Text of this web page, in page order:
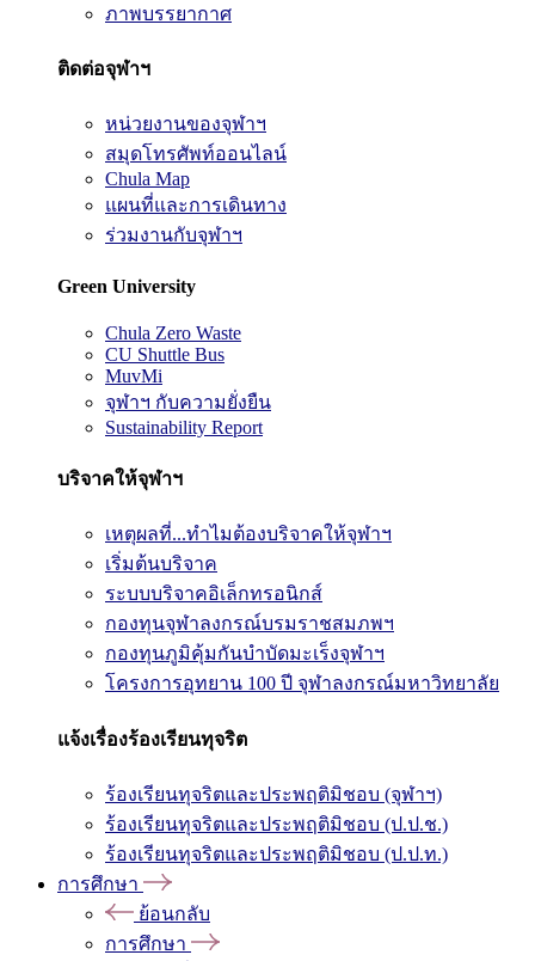
ภาพบรรยากาศ
ติดต่อจุฬาฯ
หน่วยงานของจุฬาฯ
สมุดโทรศัพท์ออนไลน์
Chula Map
แผนที่และการเดินทาง
ร่วมงานกับจุฬาฯ
Green University
Chula Zero Waste
CU Shuttle Bus
MuvMi
จุฬาฯ กับความยั่งยืน
Sustainability Report
บริจาคให้จุฬาฯ
เหตุผลที่...ทำไมต้องบริจาคให้จุฬาฯ
เริ่มต้นบริจาค
ระบบบริจาคอิเล็กทรอนิกส์
กองทุนจุฬาลงกรณ์บรมราชสมภพฯ
กองทุนภูมิคุ้มกันบำบัดมะเร็งจุฬาฯ
โครงการอุทยาน 100 ปี จุฬาลงกรณ์มหาวิทยาลัย
แจ้งเรื่องร้องเรียนทุจริต
ร้องเรียนทุจริตและประพฤติมิชอบ (จุฬาฯ)
ร้องเรียนทุจริตและประพฤติมิชอบ (ป.ป.ช.)
ร้องเรียนทุจริตและประพฤติมิชอบ (ป.ป.ท.)
การศึกษา
ย้อนกลับ
การศึกษา